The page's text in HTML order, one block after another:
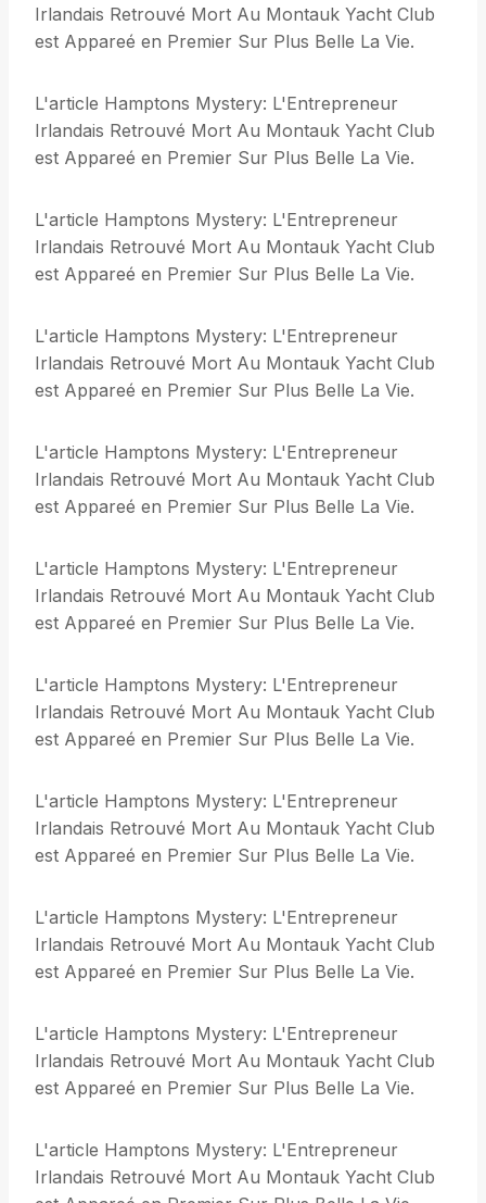
Irlandais Retrouvé Mort Au Montauk Yacht Club
est Appareé en Premier Sur Plus Belle La Vie.
L'article Hamptons Mystery: L'Entrepreneur
Irlandais Retrouvé Mort Au Montauk Yacht Club
est Appareé en Premier Sur Plus Belle La Vie.
L'article Hamptons Mystery: L'Entrepreneur
Irlandais Retrouvé Mort Au Montauk Yacht Club
est Appareé en Premier Sur Plus Belle La Vie.
L'article Hamptons Mystery: L'Entrepreneur
Irlandais Retrouvé Mort Au Montauk Yacht Club
est Appareé en Premier Sur Plus Belle La Vie.
L'article Hamptons Mystery: L'Entrepreneur
Irlandais Retrouvé Mort Au Montauk Yacht Club
est Appareé en Premier Sur Plus Belle La Vie.
L'article Hamptons Mystery: L'Entrepreneur
Irlandais Retrouvé Mort Au Montauk Yacht Club
est Appareé en Premier Sur Plus Belle La Vie.
L'article Hamptons Mystery: L'Entrepreneur
Irlandais Retrouvé Mort Au Montauk Yacht Club
est Appareé en Premier Sur Plus Belle La Vie.
L'article Hamptons Mystery: L'Entrepreneur
Irlandais Retrouvé Mort Au Montauk Yacht Club
est Appareé en Premier Sur Plus Belle La Vie.
L'article Hamptons Mystery: L'Entrepreneur
Irlandais Retrouvé Mort Au Montauk Yacht Club
est Appareé en Premier Sur Plus Belle La Vie.
L'article Hamptons Mystery: L'Entrepreneur
Irlandais Retrouvé Mort Au Montauk Yacht Club
est Appareé en Premier Sur Plus Belle La Vie.
L'article Hamptons Mystery: L'Entrepreneur
Irlandais Retrouvé Mort Au Montauk Yacht Club